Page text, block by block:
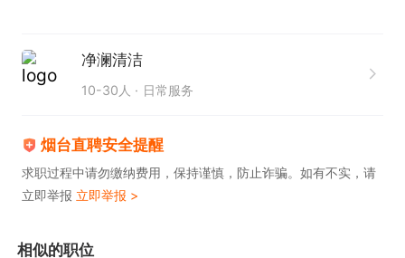
净澜清洁
10-30人 日常服务
烟台直聘安全提醒
求职过程中请勿缴纳费用，保持谨慎，防止诈骗。如有不实，请
立即举报 立即举报 >
相似的职位